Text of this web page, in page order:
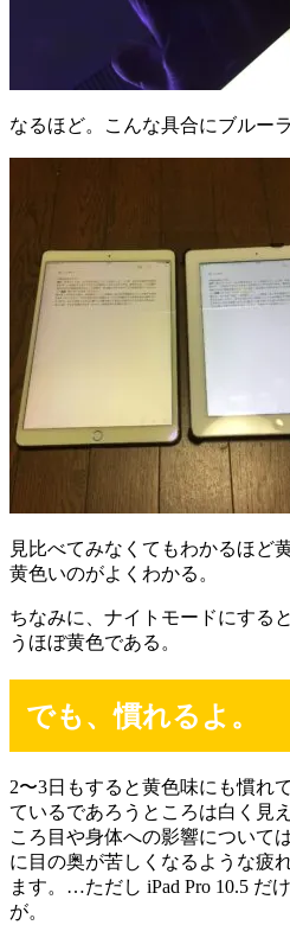
なるほど。こんな具合にブルー
見比べてみなくてもわかるほど
黄色いのがよくわかる。
ちなみに、ナイトモードにする
うほぼ黄色である。
でも、慣れるよ。
2〜3日もすると黄色味にも慣れ
ているであろうところは白く見
ころ目や身体への影響について
に目の奥が苦しくなるような疲
ます。…ただし iPad Pro 10.5 だ
が。